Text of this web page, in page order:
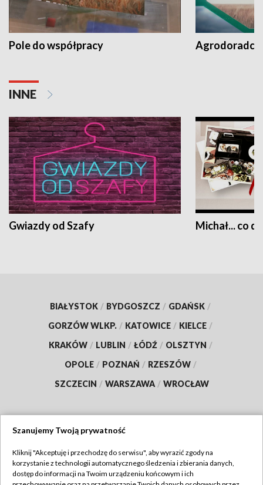
Pole do współpracy Agrodoradcy
INNE
Gwiazdy od Szafy Michał... co
BIAŁYSTOK / BYDGOSZCZ / GDAŃSK /
GORZÓW WLKP. / KATOWICE / KIELCE /
KRAKÓW / LUBLIN / ŁÓDŹ / OLSZTYN /
OPOLE / POZNAŃ / RZESZÓW /
SZCZECIN / WARSZAWA / WROCŁAW
TVP
Szanujemy Twoją prywatność
Kliknij "Akceptuję i przechodzę do serwisu", aby wyrazić zgody na
korzystanie z technologii automatycznego śledzenia i zbierania danych,
dostęp do informacji na Twoim urządzeniu końcowym i ich